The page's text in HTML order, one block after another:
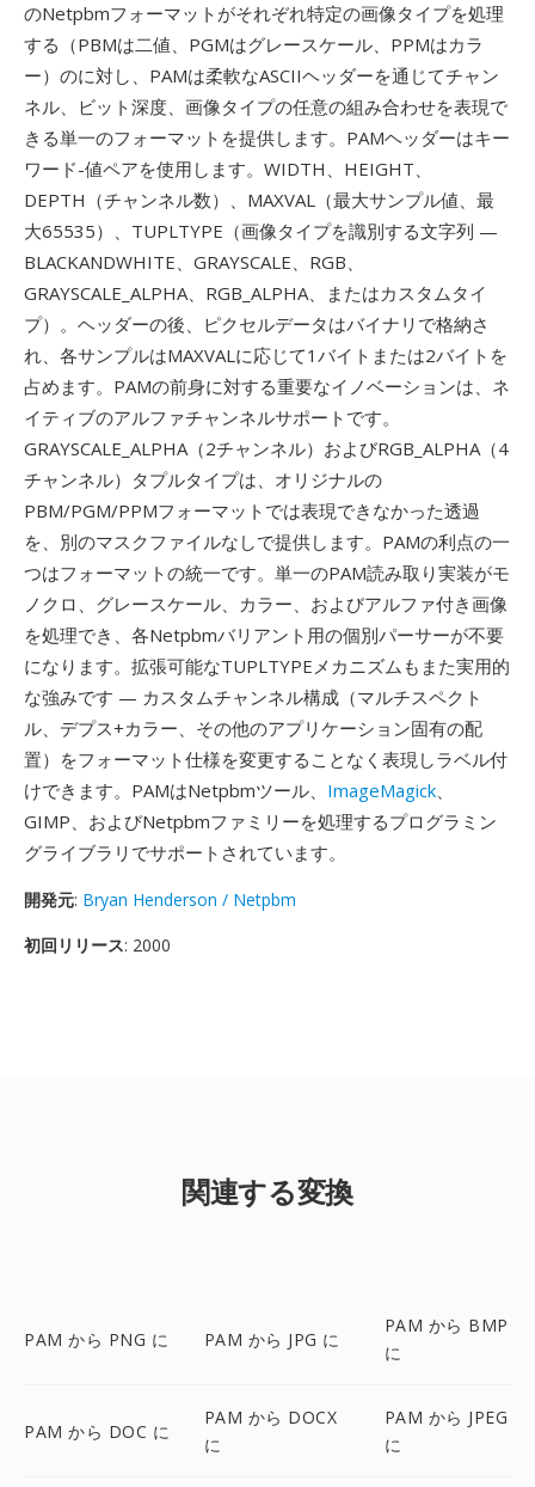
のNetpbmフォーマットがそれぞれ特定の画像タイプを処理
する（PBMは二値、PGMはグレースケール、PPMはカラ
ー）のに対し、PAMは柔軟なASCIIヘッダーを通じてチャン
ネル、ビット深度、画像タイプの任意の組み合わせを表現で
きる単一のフォーマットを提供します。PAMヘッダーはキー
ワード-値ペアを使用します。WIDTH、HEIGHT、
DEPTH（チャンネル数）、MAXVAL（最大サンプル値、最
大65535）、TUPLTYPE（画像タイプを識別する文字列 —
BLACKANDWHITE、GRAYSCALE、RGB、
GRAYSCALE_ALPHA、RGB_ALPHA、またはカスタムタイ
プ）。ヘッダーの後、ピクセルデータはバイナリで格納さ
れ、各サンプルはMAXVALに応じて1バイトまたは2バイトを
占めます。PAMの前身に対する重要なイノベーションは、ネ
イティブのアルファチャンネルサポートです。
GRAYSCALE_ALPHA（2チャンネル）およびRGB_ALPHA（4
チャンネル）タプルタイプは、オリジナルの
PBM/PGM/PPMフォーマットでは表現できなかった透過
を、別のマスクファイルなしで提供します。PAMの利点の一
つはフォーマットの統一です。単一のPAM読み取り実装がモ
ノクロ、グレースケール、カラー、およびアルファ付き画像
を処理でき、各Netpbmバリアント用の個別パーサーが不要
になります。拡張可能なTUPLTYPEメカニズムもまた実用的
な強みです — カスタムチャンネル構成（マルチスペクト
ル、デプス+カラー、その他のアプリケーション固有の配
置）をフォーマット仕様を変更することなく表現しラベル付
けできます。PAMはNetpbmツール、 ImageMagick、
GIMP、およびNetpbmファミリーを処理するプログラミン
グライブラリでサポートされています。
開発元: Bryan Henderson / Netpbm
初回リリース: 2000
関連する変換
PAM から PNG に PAM から JPG に
PAM から BMP
に
PAM から DOC に
PAM から DOCX
に
PAM から JPEG
に